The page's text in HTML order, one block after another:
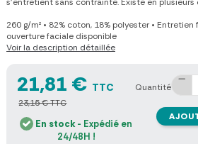
260 g/m² • 82% coton, 18% polyester • Entretien
ouverture faciale disponible
Voir la description détaillée
21,81 € TTC
23,15 € TTC
En stock- Expédié en
24/48H !
Quantité